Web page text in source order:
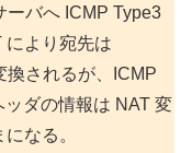
ーバへ ICMP Type3
により宛先は
換されるが、ICMP
ッダの情報は NAT 変
なる。